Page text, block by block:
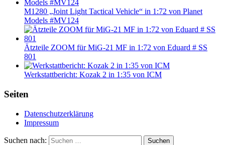
M1280 „Joint Light Tactical Vehicle“ in 1:72 von Planet
Models #MV124
Ätzteile ZOOM für MiG-21 MF in 1:72 von Eduard # SS
801
Werkstattbericht: Kozak 2 in 1:35 von ICM
Seiten
Datenschutzerklärung
Impressum
Suchen nach: Suchen